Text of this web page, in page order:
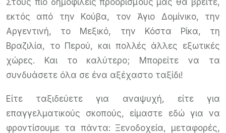
Στους πιο δημοφιλείς προορισμούς μας θα βρείτε,
εκτός από την Κούβα, τον Άγιο Δομίνικο, την
Αργεντινή, το Μεξικό, την Κόστα Ρίκα, τη
Βραζιλία, το Περού, και πολλές άλλες εξωτικές
χώρες. Και το καλύτερο; Μπορείτε να τα
συνδυάσετε όλα σε ένα αξέχαστο ταξίδι!
Είτε ταξιδεύετε για αναψυχή, είτε για
επαγγελματικούς σκοπούς, είμαστε εδώ για να
φροντίσουμε τα πάντα: Ξενοδοχεία, μεταφορές,